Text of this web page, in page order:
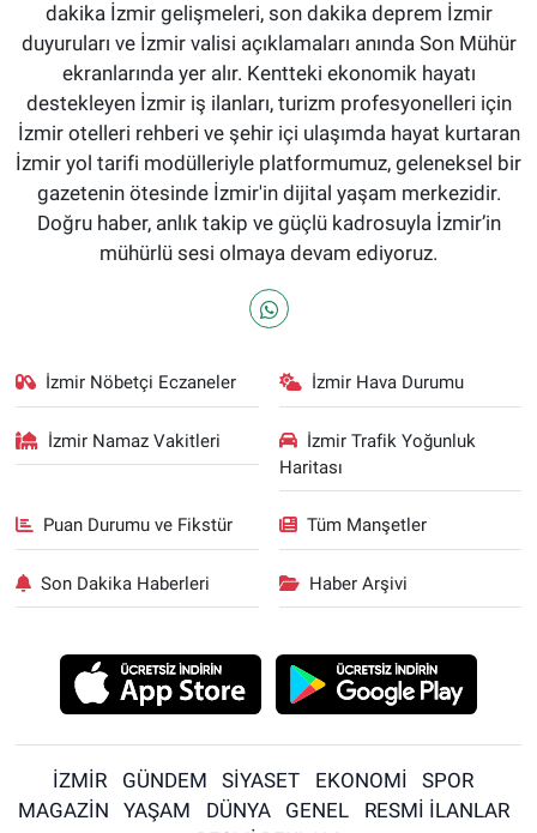
dakika İzmir gelişmeleri, son dakika deprem İzmir
duyuruları ve İzmir valisi açıklamaları anında Son Mühür
ekranlarında yer alır. Kentteki ekonomik hayatı
destekleyen İzmir iş ilanları, turizm profesyonelleri için
İzmir otelleri rehberi ve şehir içi ulaşımda hayat kurtaran
İzmir yol tarifi modülleriyle platformumuz, geleneksel bir
gazetenin ötesinde İzmir'in dijital yaşam merkezidir.
Doğru haber, anlık takip ve güçlü kadrosuyla İzmir’in
mühürlü sesi olmaya devam ediyoruz.
İzmir Nöbetçi Eczaneler İzmir Hava Durumu
İzmir Namaz Vakitleri
İzmir Trafik Yoğunluk
Haritası
Puan Durumu ve Fikstür Tüm Manşetler
Son Dakika Haberleri Haber Arşivi
İZMİR GÜNDEM SİYASET EKONOMİ
SPOR
MAGAZİN
YAŞAM DÜNYA GENEL
RESMİ İLANLAR